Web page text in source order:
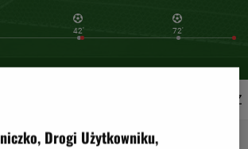
42' 72'
TERMINARZ
Drogi Użytkowniku,